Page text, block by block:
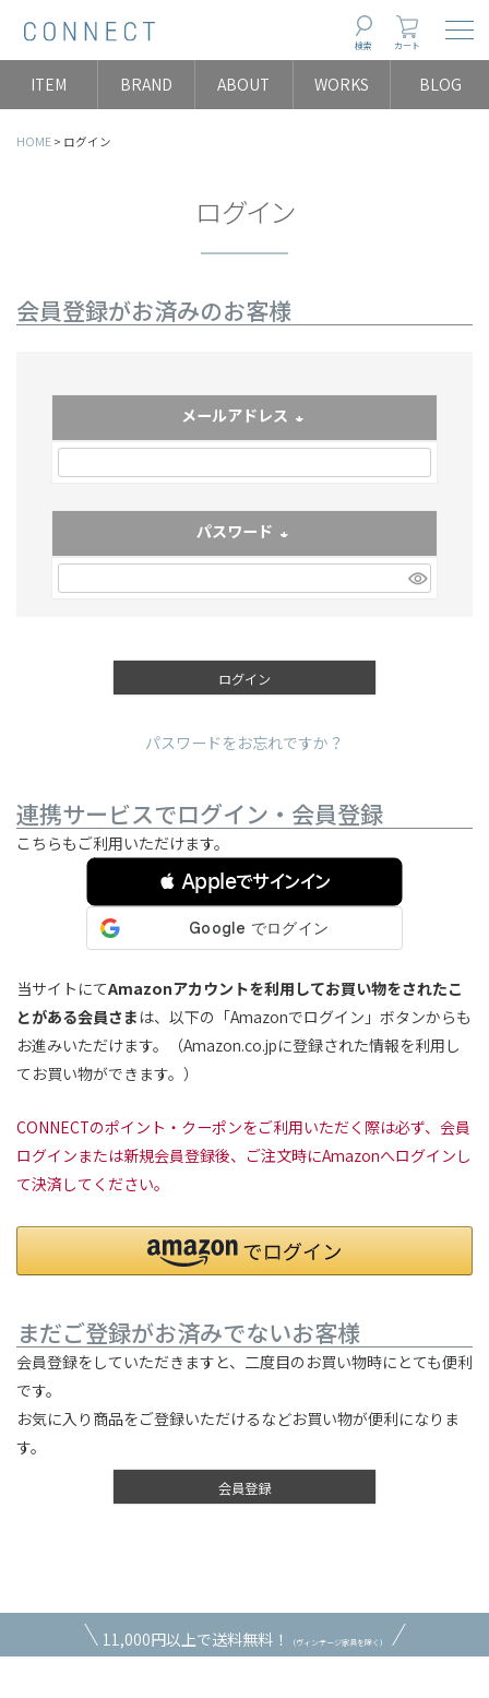
検索 カート
ITEM BRAND ABOUT WORKS BLOG
HOME ログイン
ログイン
会員登録がお済みのお客様
メールアドレス
(必須)
パスワード
(必須)
ログイン
パスワードをお忘れですか？
連携サービスでログイン・会員登録
こちらもご利用いただけます。
 Appleでサインイン
当サイトにてAmazonアカウントを利用してお買い物をされたこ
とがある会員さま は、以下の「Amazonでログイン」ボタンからも
お進みいただけます。（Amazon.co.jpに登録された情報を利用し
てお買い物ができます。）
CONNECTのポイント・クーポンをご利用いただく際は必ず、会員
ログインまたは新規会員登録後、ご注文時にAmazonへログインし
て決済してください。
まだご登録がお済みでないお客様
会員登録をしていただきますと、二度目のお買い物時にとても便利
です。
お気に入り商品をご登録いただけるなどお買い物が便利になりま
す。
会員登録
11,000円以上で送料無料！ （ヴィンテージ家具を除く）